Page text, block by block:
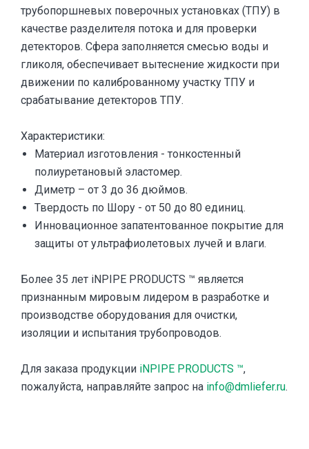
трубопоршневых поверочных установках (ТПУ) в
качестве разделителя потока и для проверки
детекторов. Сфера заполняется смесью воды и
гликоля, обеспечивает вытеснение жидкости при
движении по калиброванному участку ТПУ и
срабатывание детекторов ТПУ.
Характеристики:
Материал изготовления - тонкостенный
полиуретановый эластомер.
Диметр – от 3 до 36 дюймов.
Твердость по Шору - от 50 до 80 единиц.
Инновационное запатентованное покрытие для
защиты от ультрафиолетовых лучей и влаги.
Более 35 лет iNPIPE PRODUCTS ™ является
признанным мировым лидером в разработке и
производстве оборудования для очистки,
изоляции и испытания трубопроводов.
Для заказа продукции iNPIPE PRODUCTS ™,
пожалуйста, направляйте запрос на info@dmliefer.ru.